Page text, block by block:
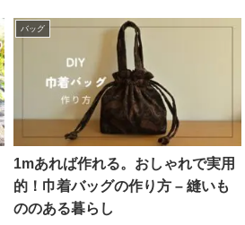
バッグ
1mあれば作れる。おしゃれで実用
的！巾着バッグの作り方 – 縫いも
ののある暮らし